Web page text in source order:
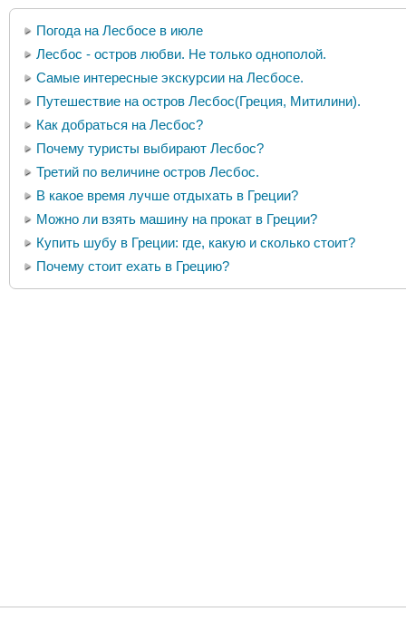
Погода на Лесбосе в июле
Лесбос - остров любви. Не только однополой.
Самые интересные экскурсии на Лесбосе.
Путешествие на остров Лесбос(Греция, Митилини).
Как добраться на Лесбос?
Почему туристы выбирают Лесбос?
Третий по величине остров Лесбос.
В какое время лучше отдыхать в Греции?
Можно ли взять машину на прокат в Греции?
Купить шубу в Греции: где, какую и сколько стоит?
Почему стоит ехать в Грецию?